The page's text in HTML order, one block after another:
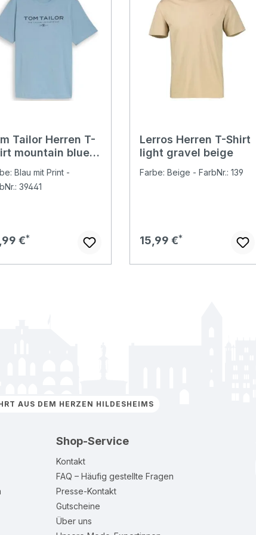
Tailor Herren T-
mountain blue
Blau mit Print -
39441
Preis:
€
Lerros Herren T-Shirt
light gravel beige
Farbe: Beige - FarbNr.: 139
Regulärer Preis:
15,99 €
AUS DEM HERZEN HILDESHEIMS
Shop-Service
Kontakt
FAQ – Häufig gestellte Fragen
Presse-Kontakt
Gutscheine
Über uns